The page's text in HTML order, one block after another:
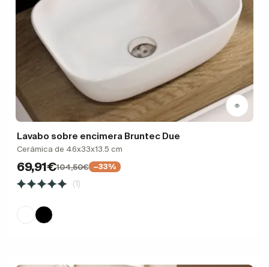
Lavabo sobre encimera Bruntec Due
Cerámica de 46x33x13.5 cm
69,91€104,50€ −33%
(1)